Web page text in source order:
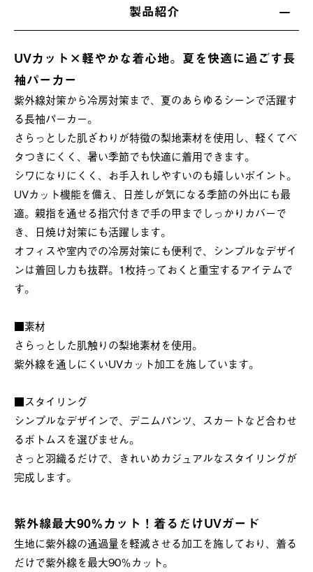
製品紹介
UVカット×軽やかな着心地。夏を快適に過ごす長
袖パーカー
紫外線対策から冷房対策まで、夏のあらゆるシーンで活躍す
る長袖パーカー。
さらっとした肌ざわりが特徴の梨地素材を使用し、軽くてベ
タつきにくく、暑い季節でも快適に着用できます。
シワになりにくく、お手入れしやすいのも嬉しいポイント。
UVカット機能を備え、日差しが気になる季節の外出にも最
適。親指を通せる指穴付きで手の甲までしっかりカバーで
き、日焼け対策にも活躍します。
オフィスや室内での冷房対策にも便利で、シンプルなデザイ
ンは着回し力も抜群。1枚持っておくと重宝するアイテムで
す。
■素材
さらっとした肌触りの梨地素材を使用。
紫外線を通しにくいUVカット加工を施しています。
■スタイリング
シンプルなデザインで、デニムパンツ、スカートなど合わせ
るボトムスを選びません。
さっと羽織るだけで、きれいめカジュアルなスタイリングが
完成します。
紫外線最大90％カット！着るだけUVガード
生地に紫外線の通過量を軽減させる加工を施しており、着る
だけで紫外線を最大90％カット。